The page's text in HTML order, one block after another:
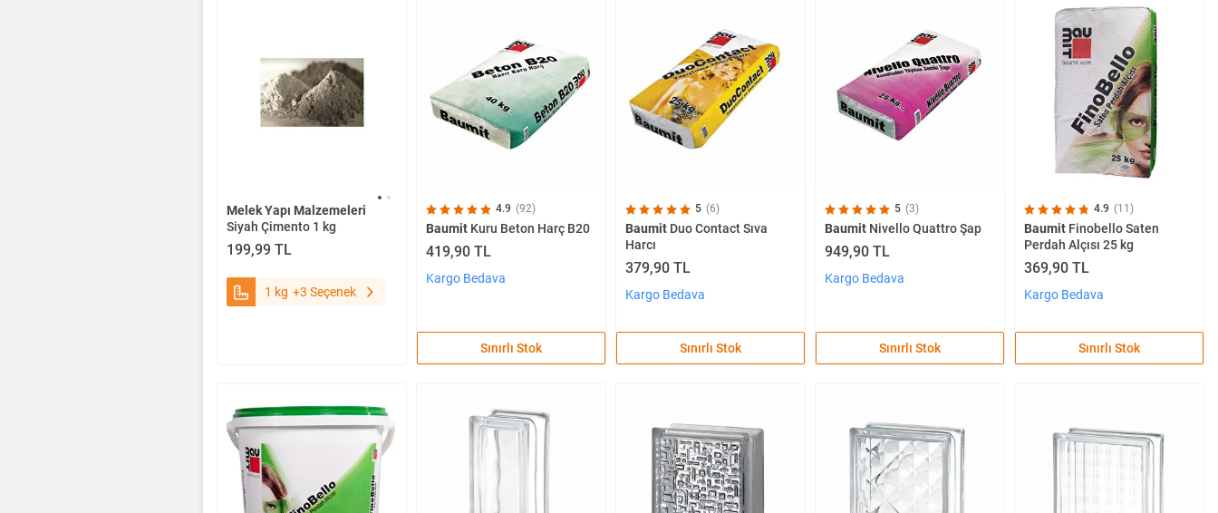
Melek Yapı Malzemeleri
Siyah Çimento 1 kg
199,99 TL
1 kg +3 Seçenek
4.9 (92)
BaumitKuru Beton Harç B20
419,90 TL
Kargo Bedava
Sınırlı Stok
5 (6)
BaumitDuo Contact Sıva
Harcı
379,90 TL
Kargo Bedava
Sınırlı Stok
5 (3)
BaumitNivello Quattro Şap
949,90 TL
Kargo Bedava
Sınırlı Stok
4.9 (11)
BaumitFinobello Saten
Perdah Alçısı 25 kg
369,90 TL
Kargo Bedava
Sınırlı Stok